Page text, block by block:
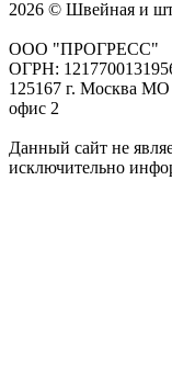
2026 © Швейная и
ООО "ПРОГРЕСС"
ОГРН:
125167 г. Москва МО
офис 2
Данный сайт не
исключительно